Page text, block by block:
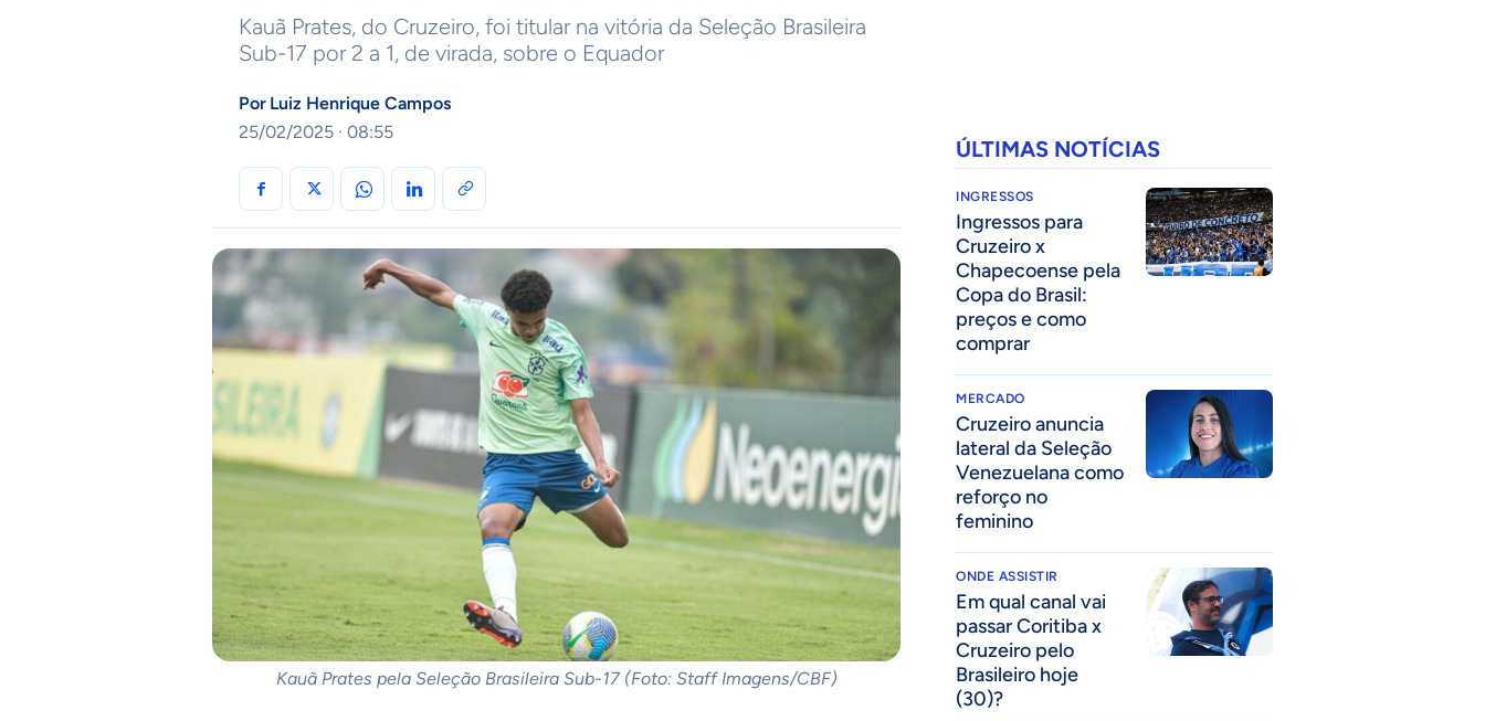
Kauã Prates, do Cruzeiro, foi titular na vitória da Seleção Brasileira
Sub-17 por 2 a 1, de virada, sobre o Equador
Por Luiz Henrique Campos
25/02/2025 · 08:55
Kauã Prates pela Seleção Brasileira Sub-17 (Foto: Staff Imagens/CBF)
ÚLTIMAS NOTÍCIAS
INGRESSOS
Ingressos para
Cruzeiro x
Chapecoense pela
Copa do Brasil:
preços e como
comprar
MERCADO
Cruzeiro anuncia
lateral da Seleção
Venezuelana como
reforço no
feminino
ONDE ASSISTIR
Em qual canal vai
passar Coritiba x
Cruzeiro pelo
Brasileiro hoje
(30)?